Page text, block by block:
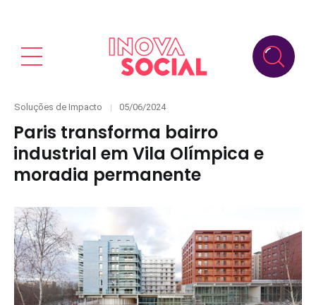
Categories
Soluções de Impacto
Posted
05/06/2024
Paris transforma bairro
industrial em Vila Olímpica e
moradia permanente